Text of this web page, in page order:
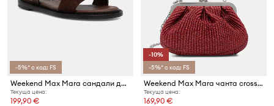
-5%* с код: FS
Weekend Max Mara сандали дамски от кожа Wkaasta
Текуща цена:
199,90 €
-10%
-5%* с код: FS
Weekend Max Mara чанта crossbody дамска APALMAS
Текуща цена:
169,90 €